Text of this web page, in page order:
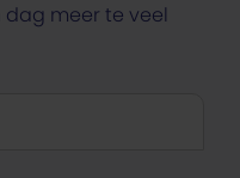
meer te veel